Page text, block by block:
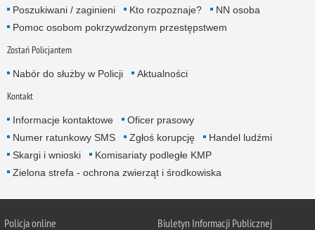
Poszukiwani / zaginieni Kto rozpoznaje?
NN osoba
Pomoc osobom pokrzywdzonym przestępstwem
Zostań Policjantem
Nabór do służby w Policji Aktualności
Kontakt
Informacje kontaktowe
Oficer prasowy
Numer ratunkowy SMS
Zgłoś korupcję
Handel ludźmi
Skargi i wnioski
Komisariaty podległe KMP
Zielona strefa - ochrona zwierząt i środkowiska
Policja online Biuletyn Informacji Publicznej